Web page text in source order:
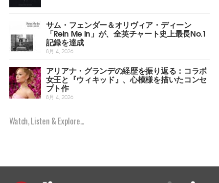
サム・フェンダー＆オリヴィア・ディーン
「Rein Me In」が、全英チャート史上最長No.1
記録を達成
8月 4, 2026
アリアナ・グランデの経歴を振り返る：コラボ
女王と『ウィキッド』、心模様を描いたコンセ
プト作
8月 4, 2026
Watch, Listen & Explore...